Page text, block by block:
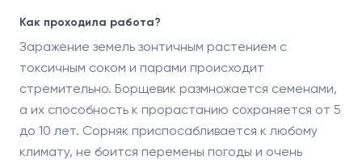
Как проходила работа?
Заражение земель зонтичным растением с
токсичным соком и парами происходит
стремительно. Борщевик размножается семенами,
а их способность к прорастанию сохраняется от 5
до 10 лет. Сорняк приспосабливается к любому
климату, не боится перемены погоды и очень